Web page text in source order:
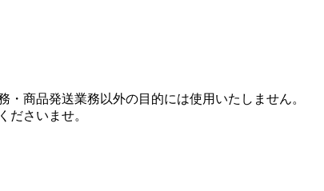
商品発送業務以外の目的には使用いたしません。
ださいませ。